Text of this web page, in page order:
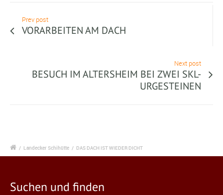
Prev post
VORARBEITEN AM DACH
Next post
BESUCH IM ALTERSHEIM BEI ZWEI SKL-
URGESTEINEN
/ Landecker Schihütte / DAS DACH IST WIEDER DICHT
Suchen und finden